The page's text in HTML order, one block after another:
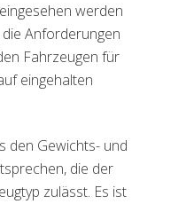
werden
Anforderungen
Fahrzeugen für
eingehalten
den Gewichts- und
die der
zulässt. Es ist